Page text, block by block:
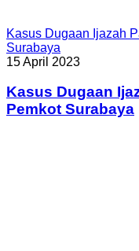
Kasus Dugaan Ijazah
Surabaya
15 April 2023
Kasus Dugaan
Pemkot Surabaya